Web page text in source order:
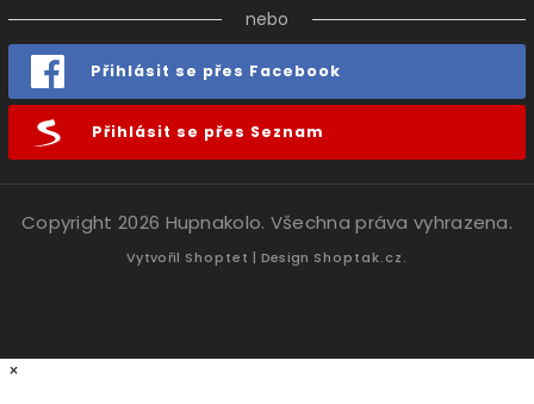
nebo
Přihlásit se přes Facebook
Přihlásit se přes Seznam
Copyright 2026 Hupnakolo. Všechna práva vyhrazena.
Vytvořil Shoptet | Design Shoptak.cz.
×